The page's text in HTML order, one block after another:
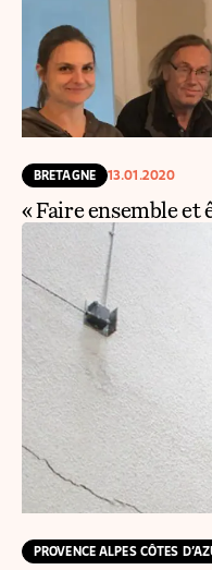
BRETAGNE 13.01.2020
« Faire ensemble et
PROVENCE ALPES CÔTES